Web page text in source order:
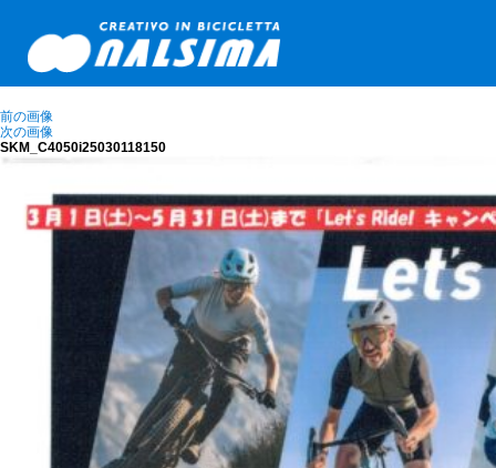
前の画像
次の画像
SKM_C4050i25030118150